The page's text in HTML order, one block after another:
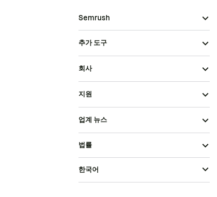
Semrush
추가 도구
회사
지원
업계 뉴스
법률
한국어